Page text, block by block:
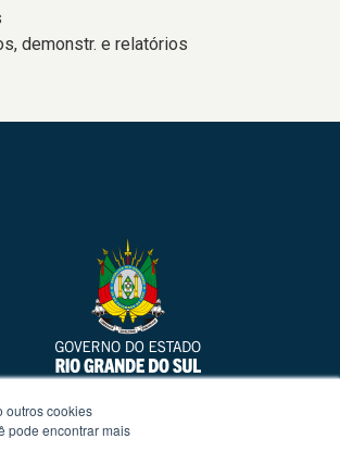
demonstr. e relatórios
outros cookies
pode encontrar mais